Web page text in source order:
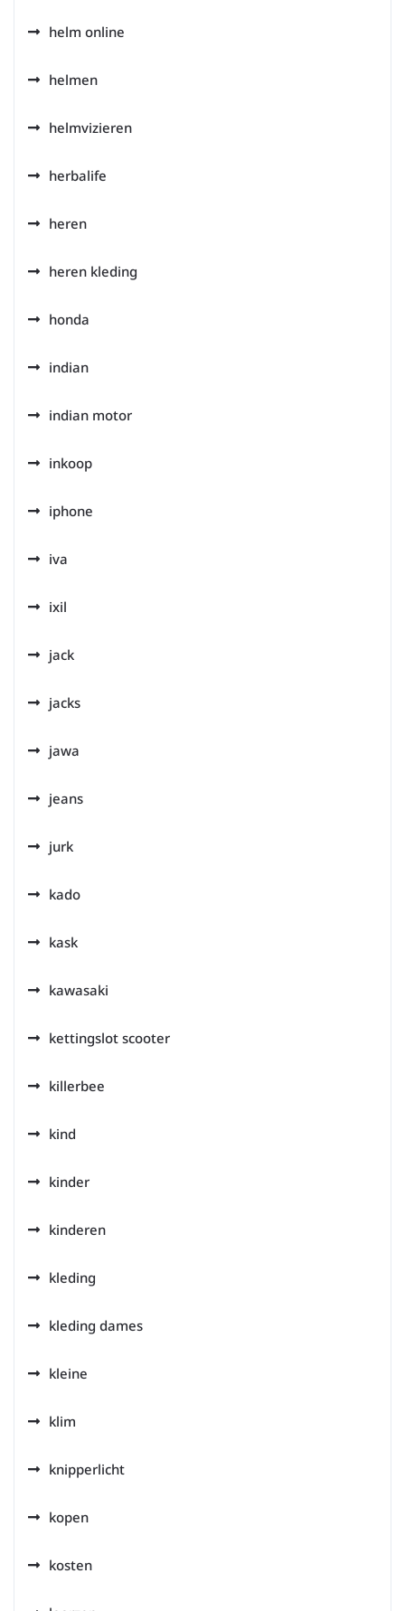
helm online
helmen
helmvizieren
herbalife
heren
heren kleding
honda
indian
indian motor
inkoop
iphone
iva
ixil
jack
jacks
jawa
jeans
jurk
kado
kask
kawasaki
kettingslot scooter
killerbee
kind
kinder
kinderen
kleding
kleding dames
kleine
klim
knipperlicht
kopen
kosten